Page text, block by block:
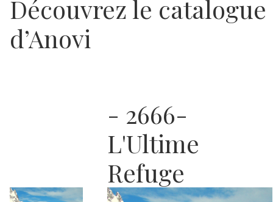
Découvrez le catalogue
d’Anovi
- 2666-
L'Ultime
Refuge